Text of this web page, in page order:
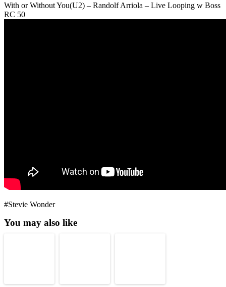
With or Without You(U2) – Randolf Arriola – Live Looping w Boss
RC 50
#Stevie Wonder
You may also like